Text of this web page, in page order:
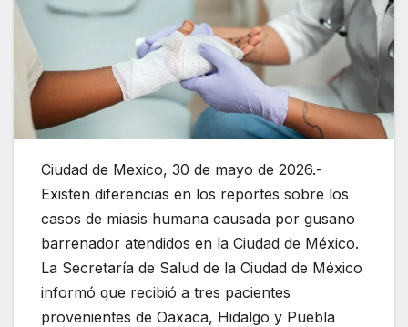
Ciudad de Mexico, 30 de mayo de 2026.-
Existen diferencias en los reportes sobre los
casos de miasis humana causada por gusano
barrenador atendidos en la Ciudad de México.
La Secretaría de Salud de la Ciudad de México
informó que recibió a tres pacientes
provenientes de Oaxaca, Hidalgo y Puebla